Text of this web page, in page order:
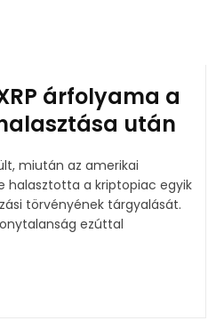
árfolyama a
után
miután az amerikai
halasztotta a kriptopiac egyik
törvényének tárgyalását.
ezúttal